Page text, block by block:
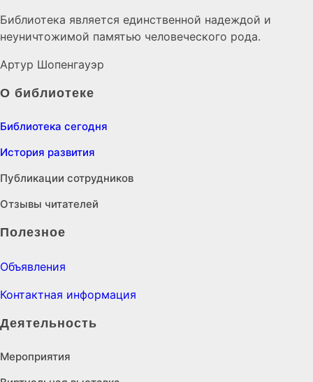
Библиотека является единственной надеждой и
неуничтожимой памятью человеческого рода.
Артур Шопенгауэр
О библиотеке
Библиотека сегодня
История развития
Публикации сотрудников
Отзывы читателей
Полезное
Объявления
Контактная информация
Деятельность
Мероприятия